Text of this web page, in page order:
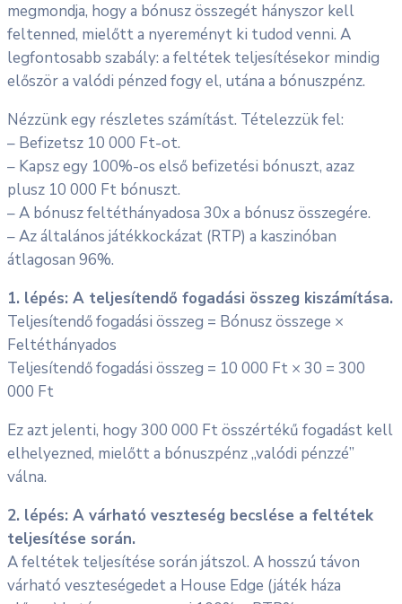
megmondja, hogy a bónusz összegét hányszor kell
feltenned, mielőtt a nyereményt ki tudod venni. A
legfontosabb szabály: a feltétek teljesítésekor mindig
először a valódi pénzed fogy el, utána a bónuszpénz.
Nézzünk egy részletes számítást. Tételezzük fel:
– Befizetsz 10 000 Ft-ot.
– Kapsz egy 100%-os első befizetési bónuszt, azaz
plusz 10 000 Ft bónuszt.
– A bónusz feltéthányadosa 30x a bónusz összegére.
– Az általános játékkockázat (RTP) a kaszinóban
átlagosan 96%.
1. lépés: A teljesítendő fogadási összeg kiszámítása.
Teljesítendő fogadási összeg = Bónusz összege ×
Feltéthányados
Teljesítendő fogadási összeg = 10 000 Ft × 30 = 300
000 Ft
Ez azt jelenti, hogy 300 000 Ft összértékű fogadást kell
elhelyezned, mielőtt a bónuszpénz „valódi pénzzé”
válna.
2. lépés: A várható veszteség becslése a feltétek
teljesítése során.
A feltétek teljesítése során játszol. A hosszú távon
várható veszteségedet a House Edge (játék háza